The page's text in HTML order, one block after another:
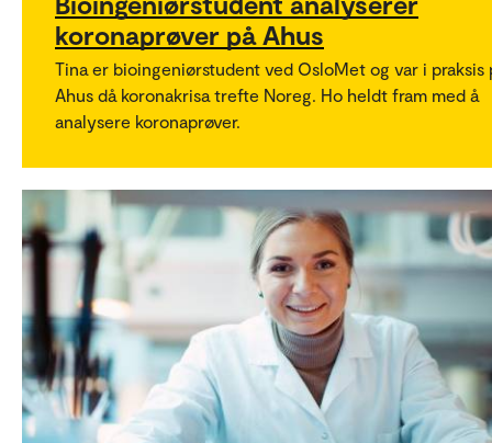
koronaprøver på Ahus
Tina er bioingeniørstudent ved OsloMet og var i praksis
Ahus då koronakrisa trefte Noreg. Ho heldt fram med å
analysere koronaprøver.